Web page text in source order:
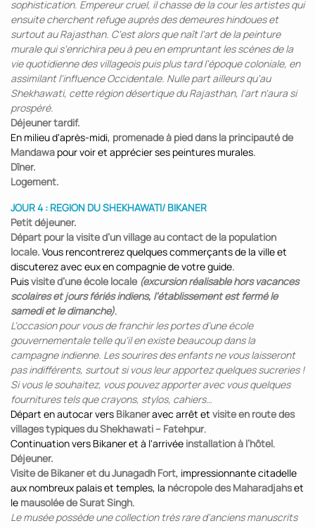
sophistication. Empereur cruel, il chasse de la cour les artistes qui
ensuite cherchent refuge auprès des demeures hindoues et
surtout au Rajasthan. C'est alors que naît l'art de la peinture
murale qui s'enrichira peu à peu en empruntant les scènes de la
vie quotidienne des villageois puis plus tard l'époque coloniale, en
assimilant l'influence Occidentale. Nulle part ailleurs qu'au
Shekhawati, cette région désertique du Rajasthan, l'art n'aura si
prospéré.
Déjeuner tardif.
En milieu d'après-midi, promenade à pied dans la principauté de
Mandawa pour voir et apprécier ses peintures murales.
Dîner.
Logement.
JOUR 4 : REGION DU SHEKHAWATI/ BIKANER
Petit déjeuner.
Départ pour la visite d’un village au contact de la population
locale. Vous rencontrerez quelques commerçants de la ville et
discuterez avec eux en compagnie de votre guide.
Puisvisite d’une école locale (excursion réalisable hors vacances
scolaires et jours fériés indiens, l’établissement est fermé le
samedi et le dimanche).
L’occasion pour vous de franchir les portes d’une école
gouvernementale telle qu’il en existe beaucoup dans la
campagne indienne. Les sourires des enfants ne vous laisseront
pas indifférents, surtout si vous leur apportez quelques sucreries !
Si vous le souhaitez, vous pouvez apporter avec vous quelques
fournitures tels que crayons, stylos, cahiers…
Départ en autocar vers Bikaneravec arrêt et visite en route des
villages typiques du Shekhawati – Fatehpur.
Continuation vers Bikaner et à l'arrivée installation à l’hôtel.
Déjeuner.
Visite de Bikaner et du Junagadh Fort, impressionnante citadelle
aux nombreux palais et temples, la nécropole des Maharadjahset
le mausolée de Surat Singh.
Le musée possède une collection très rare d'anciens manuscrits